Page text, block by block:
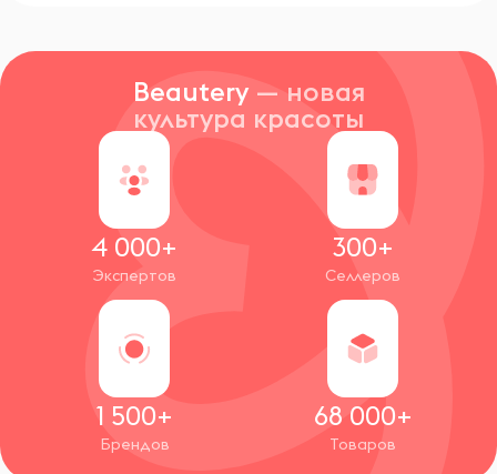
Beautery — новая
культура красоты
4 000+
Экспертов
300+
Селлеров
1 500+
Брендов
68 000+
Товаров